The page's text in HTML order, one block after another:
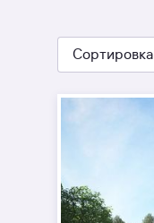
Сортировка